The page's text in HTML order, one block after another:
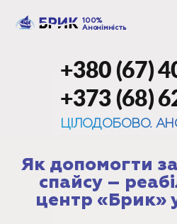
100%
Анонімність
+380 (67)
+373 (68)
ЦІЛОДОБОВО.
Як допомогти
спайсу –
центр «Брик»